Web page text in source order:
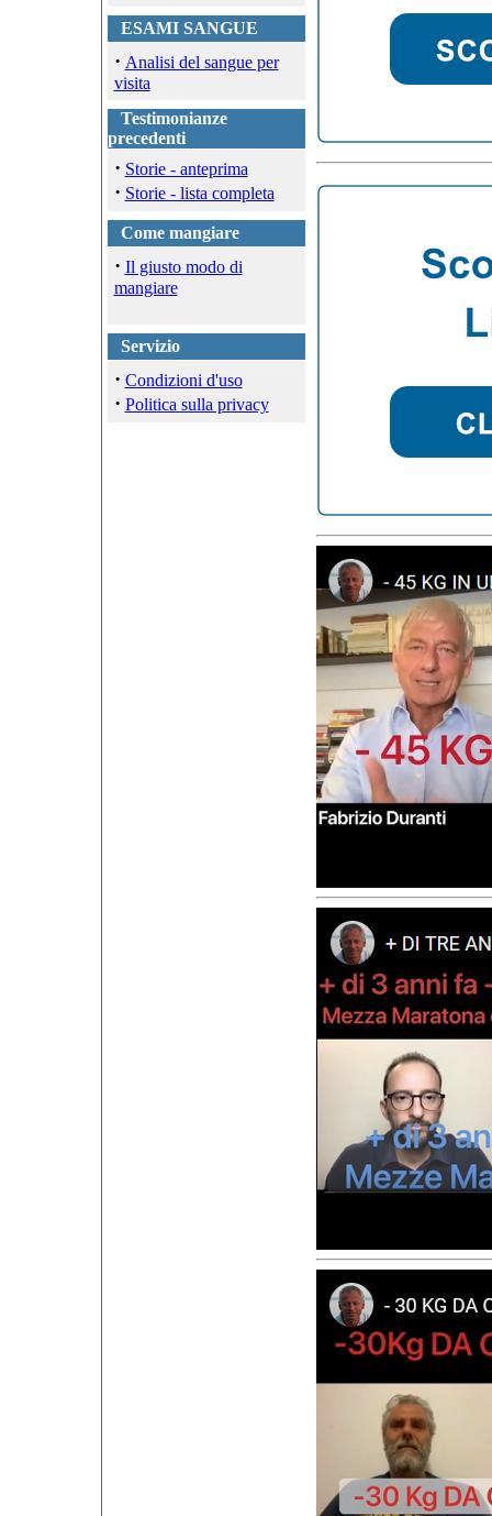
ESAMI SANGUE
· Analisi del sangue per
visita
Testimonianze
precedenti
· Storie - anteprima
· Storie - lista completa
Come mangiare
· Il giusto modo di
mangiare
Servizio
· Condizioni d'uso
· Politica sulla privacy